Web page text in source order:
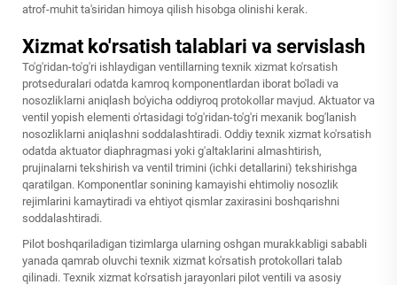
atrof-muhit ta'siridan himoya qilish hisobga olinishi kerak.
Xizmat ko'rsatish talablari va servislash
To'g'ridan-to'g'ri ishlaydigan ventillarning texnik xizmat ko'rsatish
protseduralari odatda kamroq komponentlardan iborat bo'ladi va
nosozliklarni aniqlash bo'yicha oddiyroq protokollar mavjud. Aktuator va
ventil yopish elementi o'rtasidagi to'g'ridan-to'g'ri mexanik bog'lanish
nosozliklarni aniqlashni soddalashtiradi. Oddiy texnik xizmat ko'rsatish
odatda aktuator diaphragmasi yoki g'altaklarini almashtirish,
prujinalarni tekshirish va ventil trimini (ichki detallarini) tekshirishga
qaratilgan. Komponentlar sonining kamayishi ehtimoliy nosozlik
rejimlarini kamaytiradi va ehtiyot qismlar zaxirasini boshqarishni
soddalashtiradi.
Pilot boshqariladigan tizimlarga ularning oshgan murakkabligi sababli
yanada qamrab oluvchi texnik xizmat ko'rsatish protokollari talab
qilinadi. Texnik xizmat ko'rsatish jarayonlari pilot ventili va asosiy